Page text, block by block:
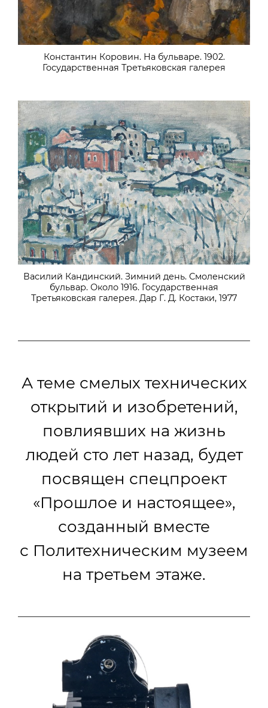
Константин Коровин. На бульваре. 1902.
Государственная Третьяковская галерея
Василий Кандинский. Зимний день. Смоленский
бульвар. Около 1916. Государственная
Третьяковская галерея. Дар Г. Д. Костаки, 1977
А теме смелых технических
открытий и изобретений,
повлиявших на жизнь
людей сто лет назад, будет
посвящен спецпроект
«Прошлое и настоящее»,
созданный вместе
с Политехническим музеем
на третьем этаже.